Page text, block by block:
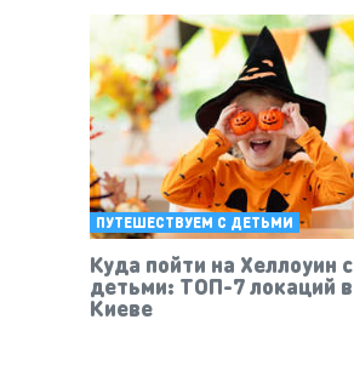
ПУТЕШЕСТВУЕМ С ДЕТЬМИ
Куда пойти на Хеллоуин с
детьми: ТОП-7 локаций в
Киеве